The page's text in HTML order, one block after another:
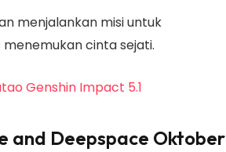
menjalankan misi untuk
cinta sejati.
Genshin Impact 5.1
and Deepspace Oktober